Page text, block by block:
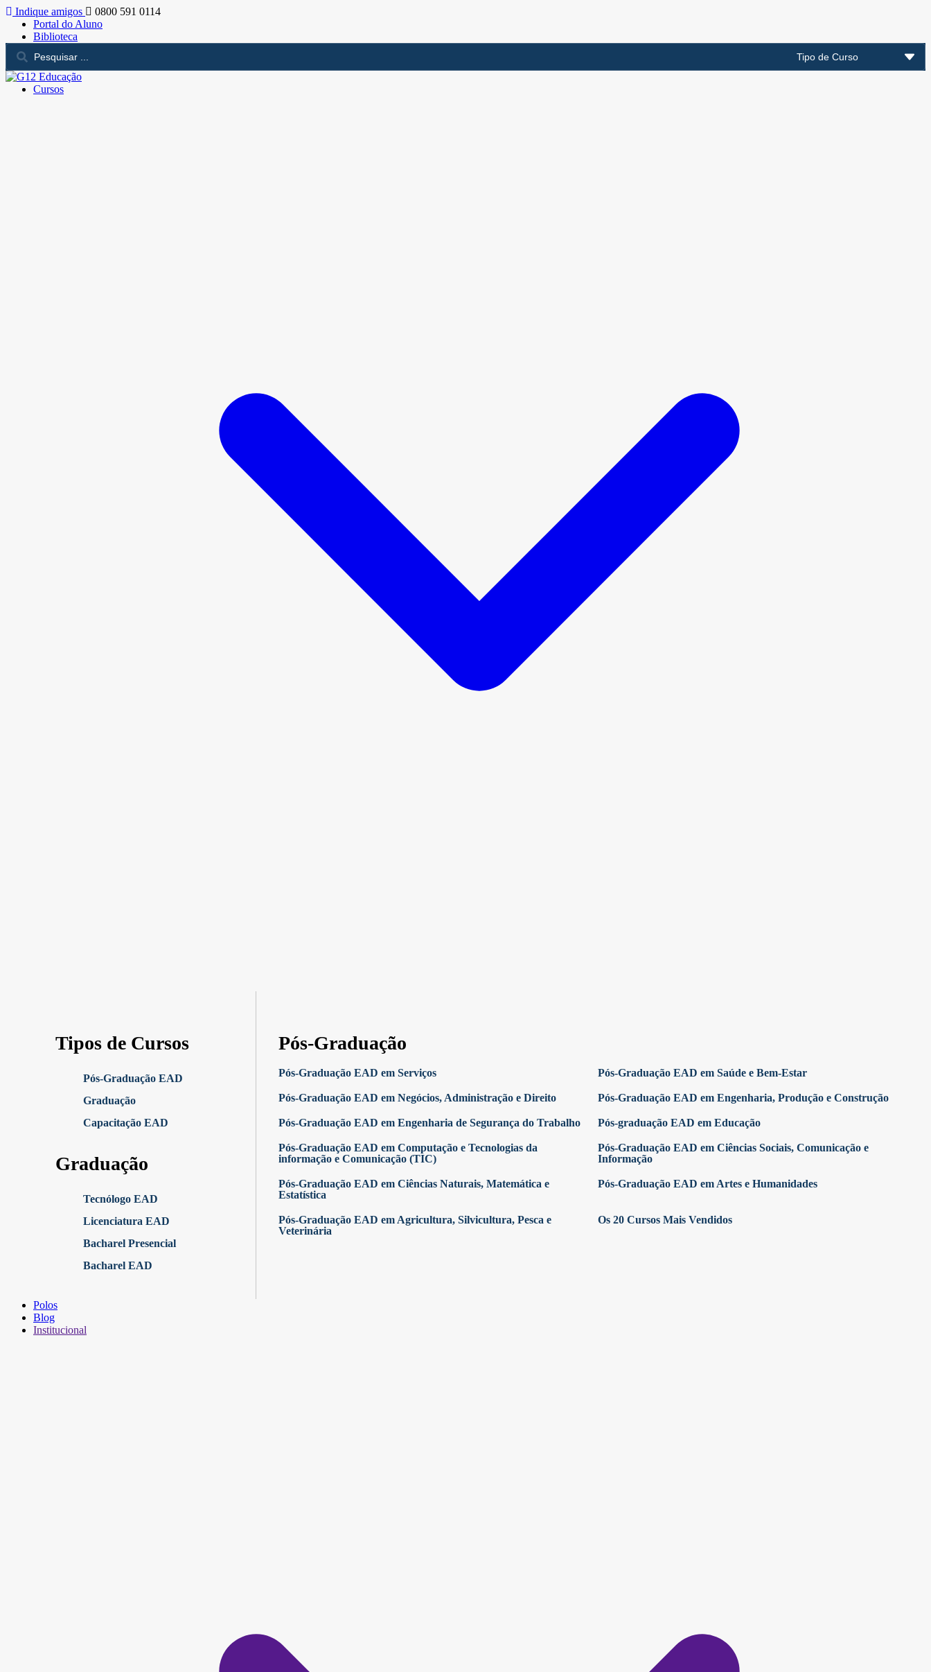
Indique amigos
0800 591 0114
Portal do Aluno
Biblioteca
Cursos
Tipos de Cursos
Pós-Graduação EAD
Graduação
Capacitação EAD
Graduação
Tecnólogo EAD
Licenciatura EAD
Bacharel Presencial
Bacharel EAD
Pós-Graduação
Pós-Graduação EAD em Serviços Pós-Graduação EAD em Saúde e Bem-Estar
Pós-Graduação EAD em Negócios, Administração e Direito Pós-Graduação EAD em Engenharia, Produção e Construção
Pós-Graduação EAD em Engenharia de Segurança do Trabalho Pós-graduação EAD em Educação
Pós-Graduação EAD em Computação e Tecnologias da
informação e Comunicação (TIC)
Pós-Graduação EAD em Ciências Sociais, Comunicação e
Informação
Pós-Graduação EAD em Ciências Naturais, Matemática e
Estatística
Pós-Graduação EAD em Artes e Humanidades
Pós-Graduação EAD em Agricultura, Silvicultura, Pesca e
Veterinária
Os 20 Cursos Mais Vendidos
Polos
Blog
Institucional